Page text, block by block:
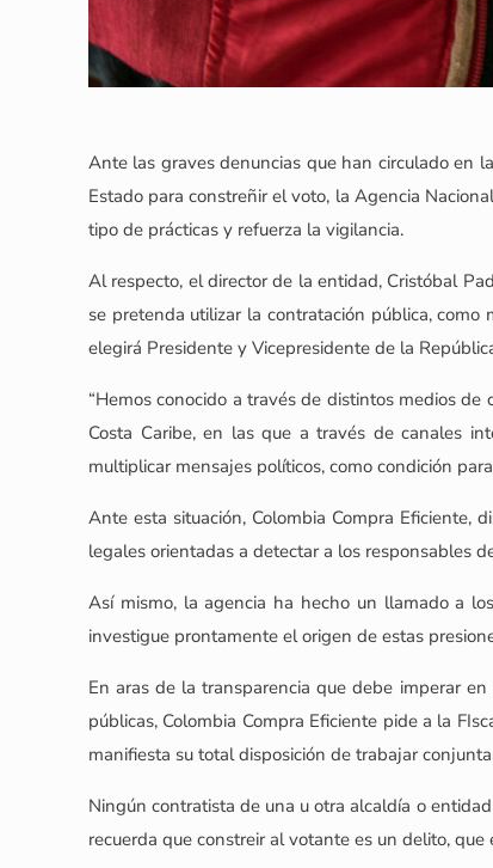
Ante las graves denuncias que han circulado en
Estado para constreñir el voto, la Agencia
tipo de prácticas y refuerza la vigilancia.
Al respecto, el director de la entidad, Cristóbal
se pretenda utilizar la contratación pública,
elegirá Presidente y Vicepresidente de la
“Hemos conocido a través de distintos medios
Costa Caribe, en las que a través de canales
multiplicar mensajes políticos, como condición
Ante esta situación, Colombia Compra Eficiente,
legales orientadas a detectar a los responsables
Así mismo, la agencia ha hecho un llamado a
investigue prontamente el origen de estas
En aras de la transparencia que debe imperar
públicas, Colombia Compra Eficiente pide a la
manifiesta su total disposición de trabajar
Ningún contratista de una u otra alcaldía o
recuerda que constreir al votante es un delito,